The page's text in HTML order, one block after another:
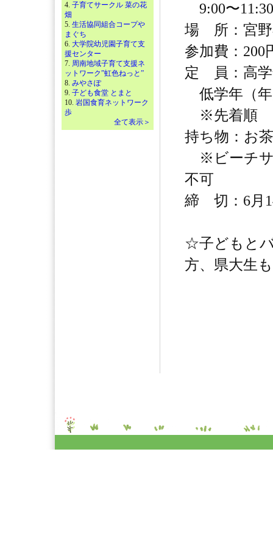
4. 子育てサークル 菜の花
畑
5. 生活協同組合コープや
まぐち
6. 大学院幼児園子育て支
援センター
7. 周南地域子育て支援ネ
ットワーク”虹色ねっと”
8. みやさぽ
9. 子ども食堂 とまと
10. 岩国食育ネットワーク
歩
全て表示＞
9:00〜
場 所：宮野
参加費：200
定 員：高学
低学年（年
※先着順
持ち物：お
※ビーチサ
不可
締 切：6月
☆子どもと
方、県大生